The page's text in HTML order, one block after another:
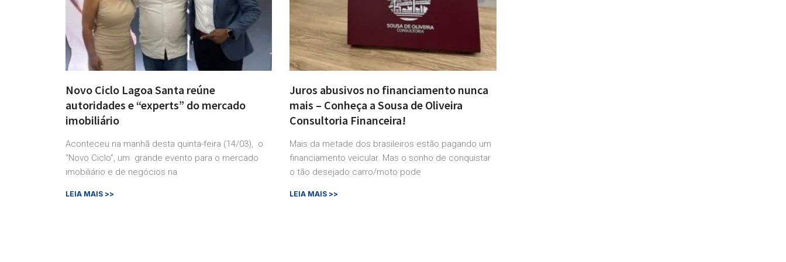
Novo Ciclo Lagoa Santa reúne
autoridades e “experts” do mercado
imobiliário
Aconteceu na manhã desta quinta-feira (14/03), o
“Novo Ciclo”, um grande evento para o mercado
imobiliário e de negócios na
LEIA MAIS >>
Juros abusivos no financiamento nunca
mais – Conheça a Sousa de Oliveira
Consultoria Financeira!
Mais da metade dos brasileiros estão pagando um
financiamento veicular. Mas o sonho de conquistar
o tão desejado carro/moto pode
LEIA MAIS >>